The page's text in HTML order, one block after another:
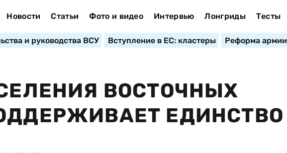
Новости Статьи Фото и видео Интервью Лонгриды Тесты
и руководства ВСУ Вступление в ЕС: кластеры Реформа армии
ВОСТОЧНЫХ
ЕДИНСТВО